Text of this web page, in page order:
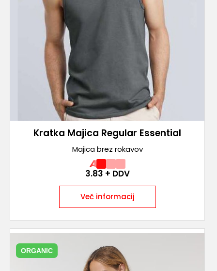
Kratka Majica Regular Essential
Majica brez rokavov
A
3.83 + DDV
Več informacij
ORGANIC